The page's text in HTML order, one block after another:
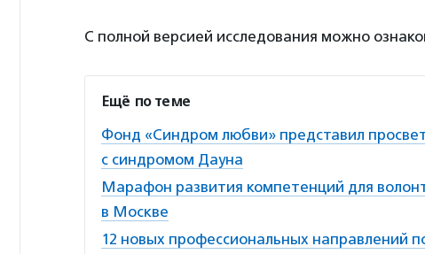
С полной версией исследования можно
Ещё по теме
Фонд «Синдром любви» представил
с синдромом Дауна
Марафон развития компетенций для
в Москве
12 новых профессиональных направлений